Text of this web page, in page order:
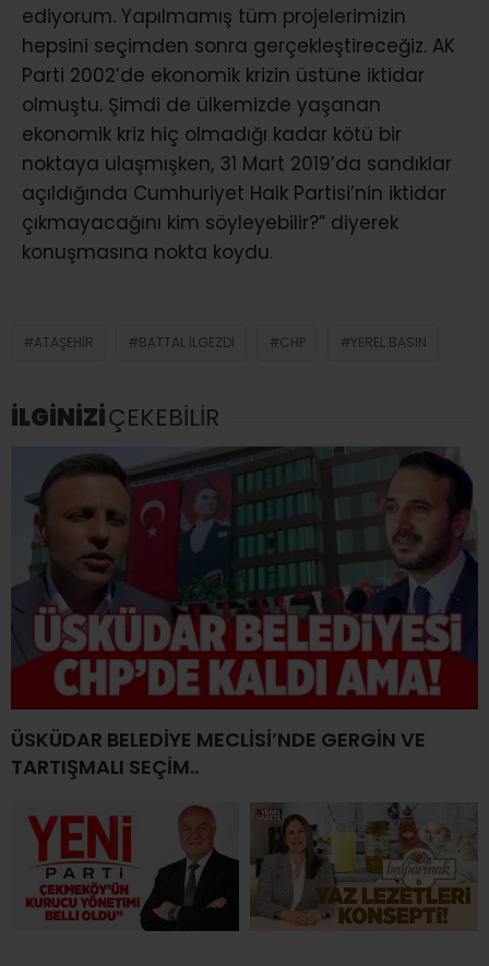
ediyorum. Yapılmamış tüm projelerimizin
hepsini seçimden sonra gerçekleştireceğiz. AK
Parti 2002’de ekonomik krizin üstüne iktidar
olmuştu. Şimdi de ülkemizde yaşanan
ekonomik kriz hiç olmadığı kadar kötü bir
noktaya ulaşmışken, 31 Mart 2019’da sandıklar
açıldığında Cumhuriyet Halk Partisi’nin iktidar
çıkmayacağını kim söyleyebilir?” diyerek
konuşmasına nokta koydu.
ATAŞEHIR BATTAL İLGEZDI CHP YEREL BASIN
İLGİNİZİÇEKEBİLİR
ÜSKÜDAR BELEDİYE MECLİSİ’NDE GERGİN VE
TARTIŞMALI SEÇİM..